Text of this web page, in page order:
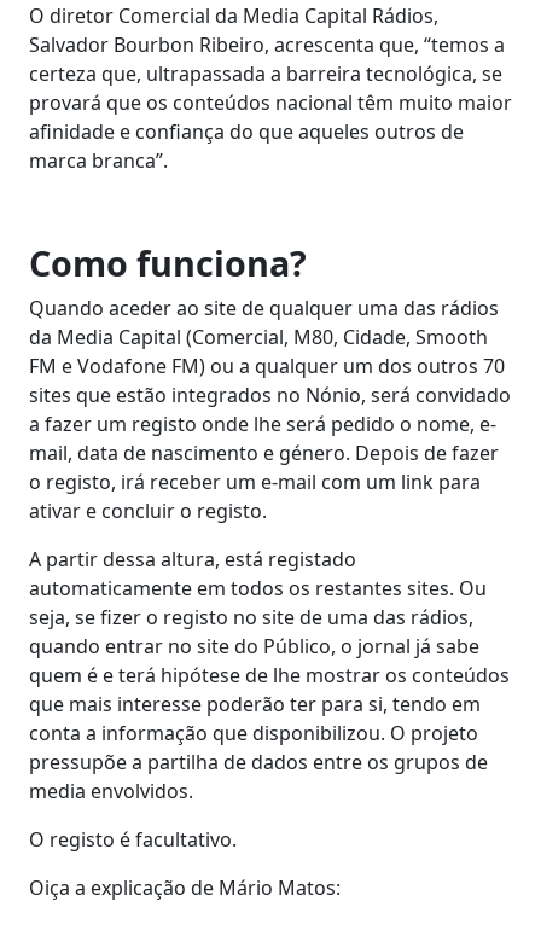
O diretor Comercial da Media Capital Rádios,
Salvador Bourbon Ribeiro, acrescenta que, “temos a
certeza que, ultrapassada a barreira tecnológica, se
provará que os conteúdos nacional têm muito maior
afinidade e confiança do que aqueles outros de
marca branca”.
Como funciona?
Quando aceder ao site de qualquer uma das rádios
da Media Capital (Comercial, M80, Cidade, Smooth
FM e Vodafone FM) ou a qualquer um dos outros 70
sites que estão integrados no Nónio, será convidado
a fazer um registo onde lhe será pedido o nome, e-
mail, data de nascimento e género. Depois de fazer
o registo, irá receber um e-mail com um link para
ativar e concluir o registo.
A partir dessa altura, está registado
automaticamente em todos os restantes sites. Ou
seja, se fizer o registo no site de uma das rádios,
quando entrar no site do Público, o jornal já sabe
quem é e terá hipótese de lhe mostrar os conteúdos
que mais interesse poderão ter para si, tendo em
conta a informação que disponibilizou. O projeto
pressupõe a partilha de dados entre os grupos de
media envolvidos.
O registo é facultativo.
Oiça a explicação de Mário Matos: